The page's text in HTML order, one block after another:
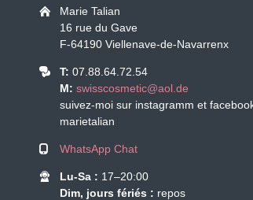
Marie Talian
16 rue du Gave
F-64190 Viellenave-de-Navarrenx
T: 07.88.64.72.54
M: swisscosmetic@aol.de
suivez-moi sur instagramm et
marietalian
WhatsApp Chat
Lu-Sa : 17–20:00
Dim, jours fériés : repos